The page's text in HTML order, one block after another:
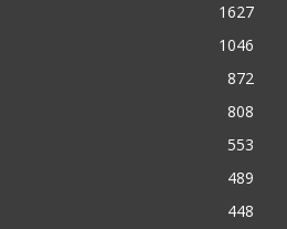
1627
1046
872
808
553
489
448